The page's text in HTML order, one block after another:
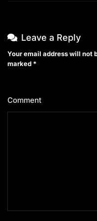
Leave a Reply
Your email address will not
marked *
Comment